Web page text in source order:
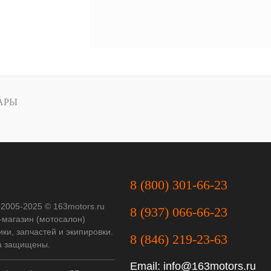
2025 © 163motors.ru
(мотосалон)
запчастей и экипировки.
защищены.
8 (800) 301-66-23
8 (937) 066-66-23
8 (846) 219-23-63
Email: info@163motors.ru